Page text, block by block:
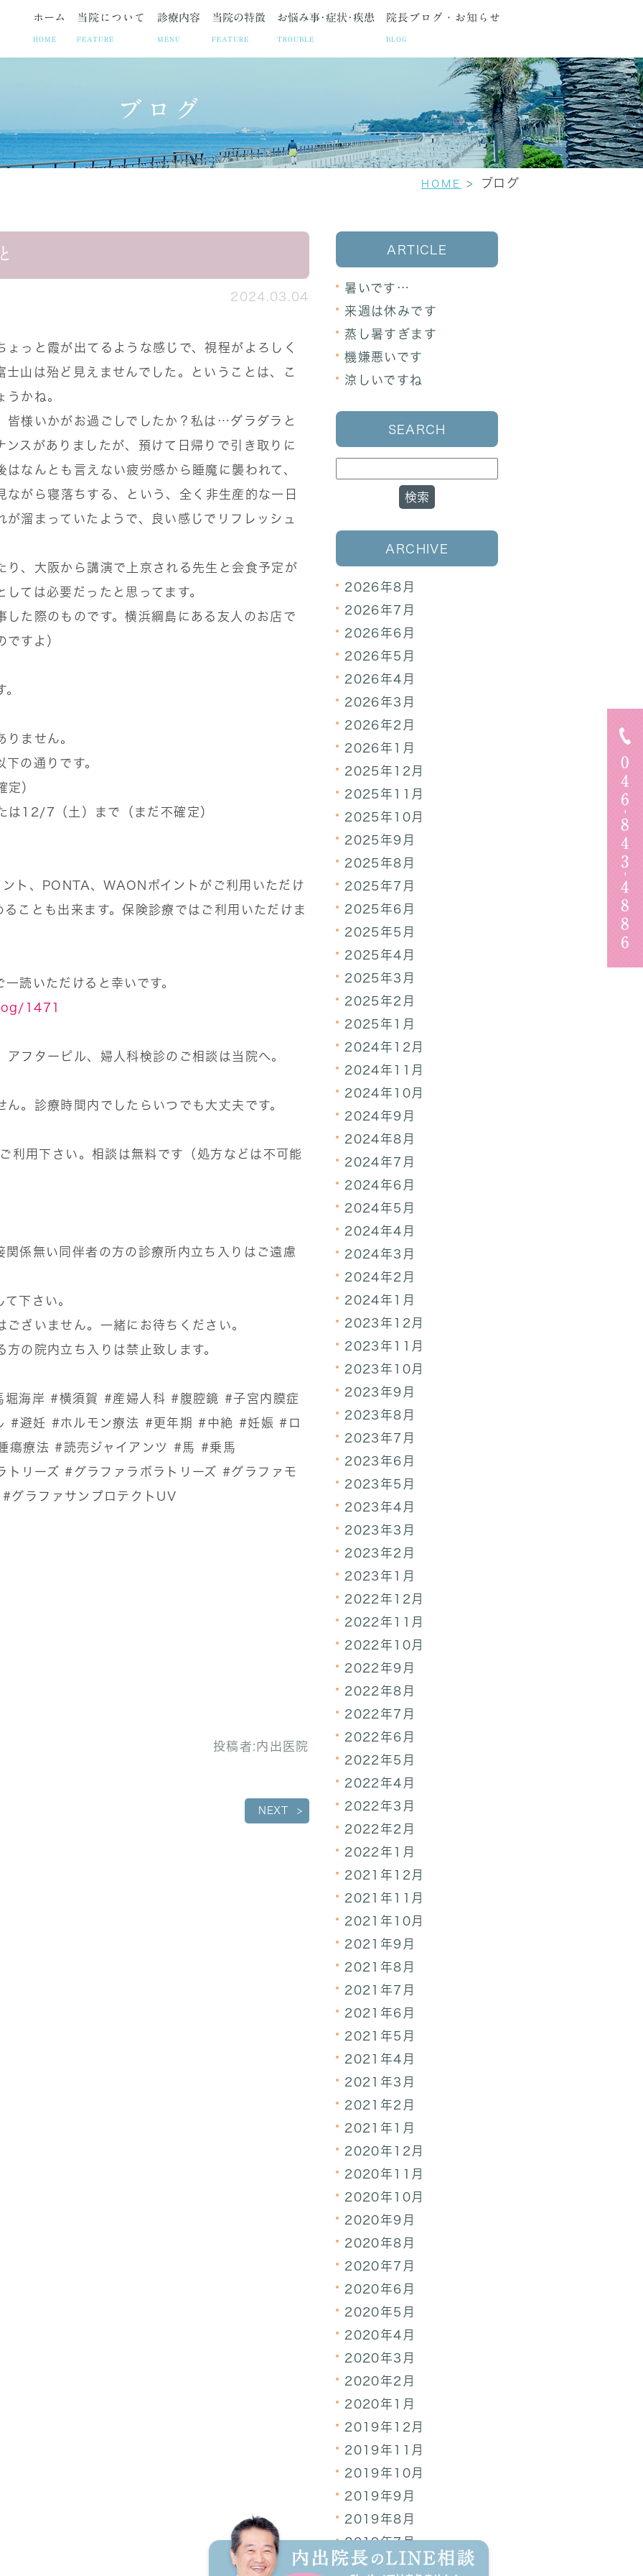
ホーム
HOME
当院について
FEATURE
院長紹介 当院の取り組み 診療時間・アクセス
診療内容
MENU
当院の特徴
FEATURE
妊娠中絶 避妊相談・ピル 不妊治療 生理痛 更年期障害
子宮筋腫 子宮内膜症 腹腔鏡手術のセカンドオピニオン
お悩み事･症状･疾患
TROUBLE
悩み事 疾患 お悩みや症状に合わせた各種検査
院長ブログ・お知らせ
BLOG
院長ブログ お知らせ
ブログ
HOME ブログ
2024.03.04
っと霞が出てるような感じで、視程がよろしく
山は殆ど見えませんでした。ということは、こ
うかね。
皆様いかがお過ごしでしたか？私は…ダラダラと
ンスがありましたが、預けて日帰りで引き取りに
なんとも言えない疲労感から睡魔に襲われて、
がら寝落ちする、という、全く非生産的な一日
溜まっていたようで、良い感じでリフレッシュ
り、大阪から講演で上京される先生と会食予定が
ては必要だったと思ってます。
した際のものです。横浜綱島にある友人のお店で
すよ）
りません。
の通りです。
）
12/7（土）まで（まだ不確定）
ト、PONTA、WAONポイントがご利用いただけ
ことも出来ます。保険診療ではご利用いただけま
読いただけると幸いです。
1471
フターピル、婦人科検診のご相談は当院へ。
。診療時間内でしたらいつでも大丈夫です。
利用下さい。相談は無料です（処方などは不可能
関係無い同伴者の方の診療所内立ち入りはご遠慮
下さい。
ざいません。一緒にお待ちください。
の院内立ち入りは禁止致します。
堀海岸 #横須賀 #産婦人科 #腹腔鏡 #子宮内膜症
#避妊 #ホルモン療法 #更年期 #中絶 #妊娠 #ロ
瘍療法 #読売ジャイアンツ #馬
#乗馬
トリーズ #グラファラボラトリーズ #グラファモ
#グラファサンプロテクトUV
投稿者:内出医院
NEXT
ARTICLE
暑いです…
来週は休みです
蒸し暑すぎます
機嫌悪いです
涼しいですね
SEARCH
ARCHIVE
2026年8月
2026年7月
2026年6月
2026年5月
2026年4月
2026年3月
2026年2月
2026年1月
2025年12月
2025年11月
2025年10月
2025年9月
2025年8月
2025年7月
2025年6月
2025年5月
2025年4月
2025年3月
2025年2月
2025年1月
2024年12月
2024年11月
2024年10月
2024年9月
2024年8月
2024年7月
2024年6月
2024年5月
2024年4月
2024年3月
2024年2月
2024年1月
2023年12月
2023年11月
2023年10月
2023年9月
2023年8月
2023年7月
2023年6月
2023年5月
2023年4月
2023年3月
2023年2月
2023年1月
2022年12月
2022年11月
2022年10月
2022年9月
2022年8月
2022年7月
2022年6月
2022年5月
2022年4月
2022年3月
2022年2月
2022年1月
2021年12月
2021年11月
2021年10月
2021年9月
2021年8月
2021年7月
2021年6月
2021年5月
2021年4月
2021年3月
2021年2月
2021年1月
2020年12月
2020年11月
2020年10月
2020年9月
2020年8月
2020年7月
2020年6月
2020年5月
2020年4月
2020年3月
2020年2月
2020年1月
2019年12月
2019年11月
2019年10月
2019年9月
2019年8月
2019年7月
2019年6月